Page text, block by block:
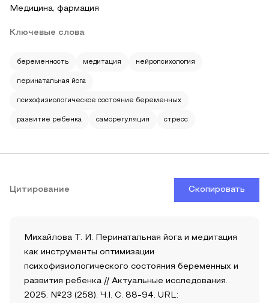
Медицина, фармация
Ключевые слова
беременность медитация нейропсихология
перинатальная йога
психофизиологическое состояние беременных
развитие ребенка саморегуляция стресс
Цитирование Скопировать
Михайлова Т. И. Перинатальная йога и медитация
как инструменты оптимизации
психофизиологического состояния беременных и
развития ребенка // Актуальные исследования.
2025. №23 (258). Ч.I. С. 88-94. URL: